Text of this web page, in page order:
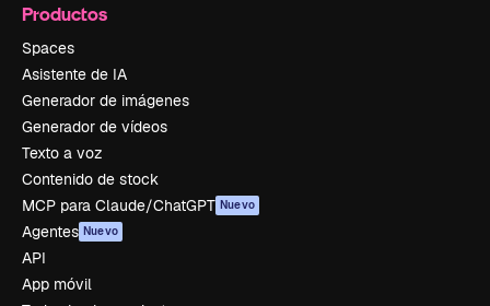
Productos
Spaces
Asistente de IA
Generador de imágenes
Generador de vídeos
Texto a voz
Contenido de stock
MCP para Claude/ChatGPT Nuevo
Agentes Nuevo
API
App móvil